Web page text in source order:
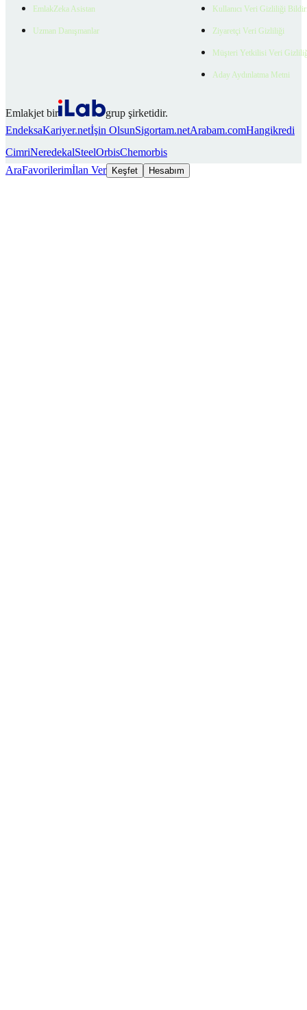
EmlakZeka Asistan
Uzman Danışmanlar
Kullanıcı Veri Gizliliği
Ziyaretçi Veri Gizliliği
Müşteri Yetkilisi Veri
Aday Aydınlatma Metni
Emlakjet bir
grup şirketidir.
EndeksaKariyer.netİşin OlsunSigortam.netArabam.comHangikredi
CimriNeredekalSteelOrbisChemorbis
AraFavorilerimİlan Ver Keşfet Hesabım